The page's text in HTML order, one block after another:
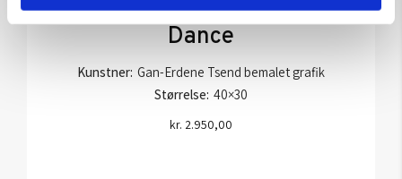
Dance
Kunstner: Gan-Erdene Tsend bemalet grafik
Størrelse: 40×30
kr. 2.950,00